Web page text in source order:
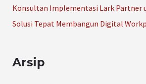
Konsultan Implementasi Lark Partner
Solusi Tepat Membangun Digital
Arsip